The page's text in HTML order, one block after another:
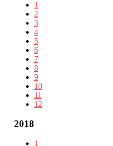
1
2
3
4
5
6
7
8
9
10
11
12
2018
1